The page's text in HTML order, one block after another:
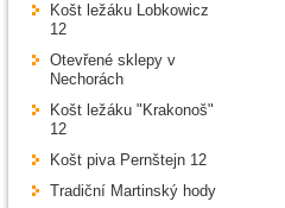
Košt ležáku Lobkowicz
12
Otevřené sklepy v
Nechorách
Košt ležáku "Krakonoš"
12
Košt piva Pernštejn 12
Tradiční Martinský hody